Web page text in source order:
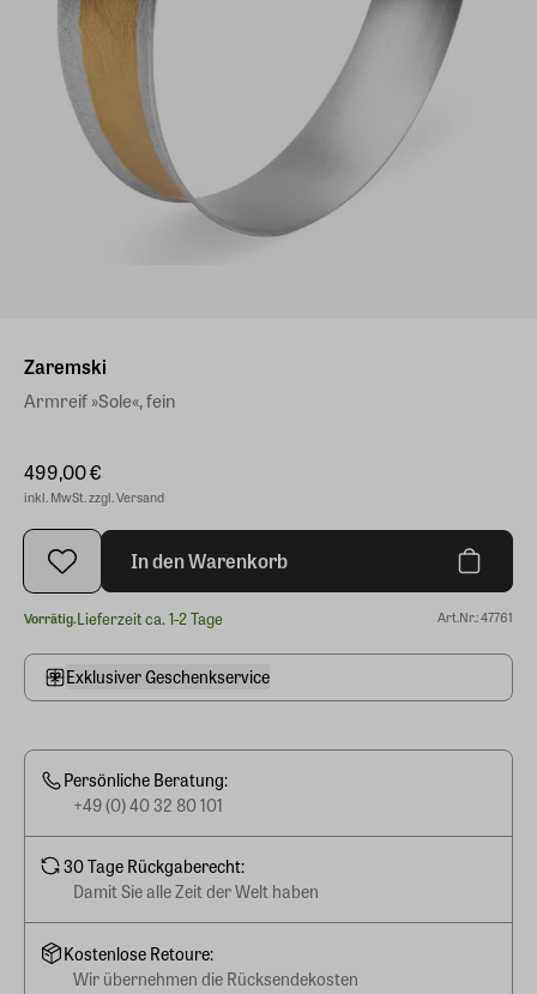
Zaremski
Armreif »Sole«, fein
499,00 €
inkl. MwSt. zzgl. Versand
In den Warenkorb
Vorrätig.Lieferzeit ca. 1-2 Tage Art.Nr.: 47761
Exklusiver Geschenkservice
Persönliche Beratung:
+49 (0) 40 32 80 101
30 Tage Rückgaberecht:
Damit Sie alle Zeit der Welt haben
Kostenlose Retoure:
Wir übernehmen die Rücksendekosten